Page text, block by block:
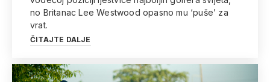
no Britanac Lee Westwood opasno mu ‘puše’ za
vrat.
ČITAJTE DALJE